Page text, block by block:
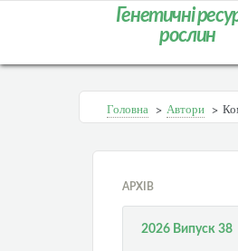
Генетичні
рослин
Головна > Автори >
АРХІВ
2026 Випуск 38